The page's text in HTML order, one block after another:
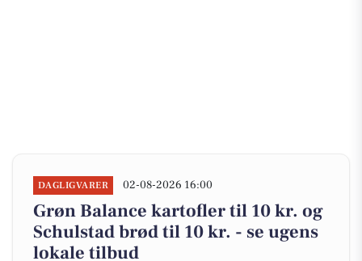
DAGLIGVARER 02-08-2026 16:00
Grøn Balance kartofler til 10 kr. og
Schulstad brød til 10 kr. - se ugens
lokale tilbud